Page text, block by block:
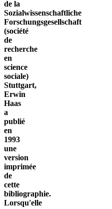
de la
Sozialwissenschaftliche
Forschungsgesellschaft
(société
de
recherche
en
science
sociale)
Stuttgart,
Erwin
Haas
a
publié
en
1993
une
version
imprimée
de
cette
bibliographie.
Lorsqu'elle